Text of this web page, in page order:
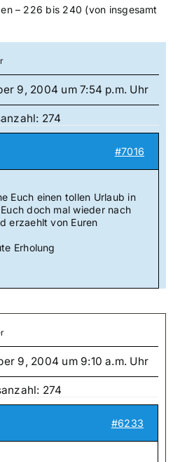
– 226 bis 240 (von insgesamt
9, 2004 um 7:54 p.m. Uhr
274
#7016
Euch einen tollen Urlaub in
doch mal wieder nach
erzaehlt von Euren
Erholung
9, 2004 um 9:10 a.m. Uhr
274
#6233